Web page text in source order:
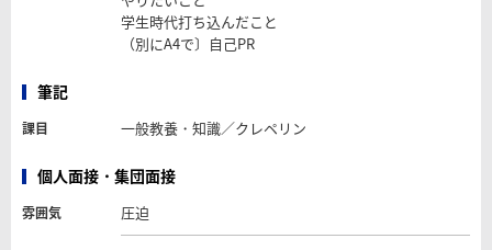
学生時代打ち込んだこと
（別にA4で〕自己PR
筆記
課目 一般教養・知識／クレペリン
個人面接・集団面接
雰囲気 圧迫